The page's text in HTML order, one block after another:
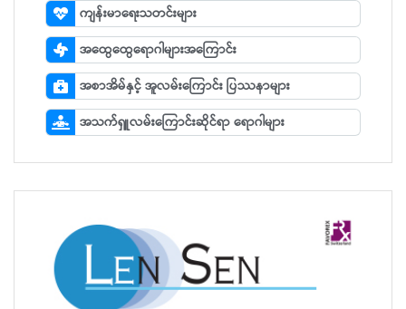
ကျန်းမာရေးသတင်းများ
အထွေထွေရောဂါများအကြောင်း
အစာအိမ်နှင့် အူလမ်းကြောင်း ပြဿနာများ
အသက်ရှူလမ်းကြောင်းဆိုင်ရာ ရောဂါများ